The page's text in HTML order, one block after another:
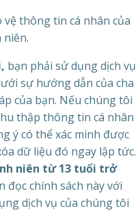
thông tin cá nhân của
bạn phải sử dụng dịch vụ
sự hướng dẫn của cha
của bạn. Nếu chúng tôi
thập thông tin cá nhân
ý có thể xác minh được
dữ liệu đó ngay lập tức.
niên từ 13 tuổi trở
đọc chính sách này với
dịch vụ của chúng tôi